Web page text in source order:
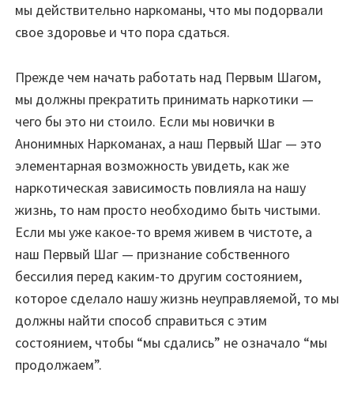
мы действительно наркоманы, что мы подорвали
свое здоровье и что пора сдаться.
Прежде чем начать работать над Первым Шагом,
мы должны прекратить принимать наркотики —
чего бы это ни стоило. Если мы новички в
Анонимных Наркоманах, а наш Первый Шаг — это
элементарная возможность увидеть, как же
наркотическая зависимость повлияла на нашу
жизнь, то нам просто необходимо быть чистыми.
Если мы уже какое-то время живем в чистоте, а
наш Первый Шаг — признание собственного
бессилия перед каким-то другим состоянием,
которое сделало нашу жизнь неуправляемой, то мы
должны найти способ справиться с этим
состоянием, чтобы “мы сдались” не означало “мы
продолжаем”.